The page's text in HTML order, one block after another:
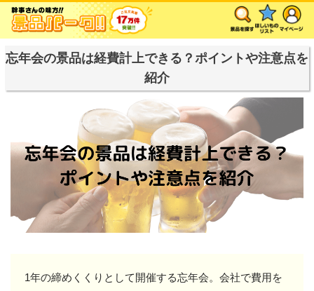
忘年会の景品は経費計上できる？ポイントや注意点を
紹介
1年の締めくくりとして開催する忘年会。会社で費用を